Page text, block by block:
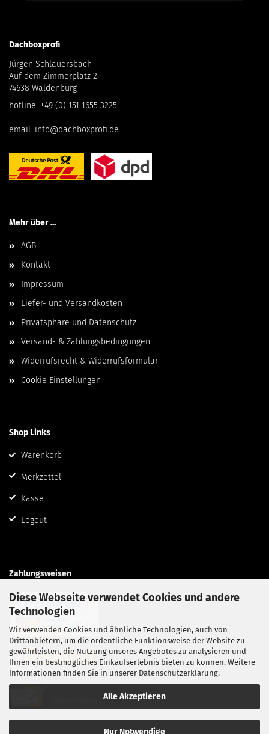
Diese Webseite verwendet Cookies und andere
Technologien
Wir verwenden Cookies und ähnliche Technologien, auch von
Drittanbietern, um die ordentliche Funktionsweise der Website zu
gewährleisten, die Nutzung unseres Angebotes zu analysieren und
Ihnen ein bestmögliches Einkaufserlebnis bieten zu können. Weitere
Informationen finden Sie in unserer Datenschutzerklärung.
Alle Akzeptieren
Nur Notwendige
Dachboxprofi
Jürgen Schlauersbach
Auf dem Zimmerplatz 2
74638 Waldenburg
hotline: +49 (0) 151 1655 3225
email: info@dachboxprofi.de
Mehr über ...
AGB
Kontakt
Impressum
Liefer- und Versandkosten
Privatsphäre und Datenschutz
Versand- & Zahlungsbedingungen
Widerrufsrecht & Widerrufsformular
Cookie Einstellungen
Shop Links
Warenkorb
Merkzettel
Kasse
Logout
Zahlungsweisen